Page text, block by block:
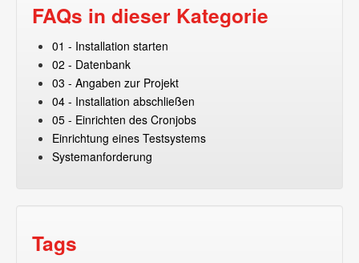
FAQs in dieser Kategorie
01 - Installation starten
02 - Datenbank
03 - Angaben zur Projekt
04 - Installation abschließen
05 - Einrichten des Cronjobs
Einrichtung eines Testsystems
Systemanforderung
Tags